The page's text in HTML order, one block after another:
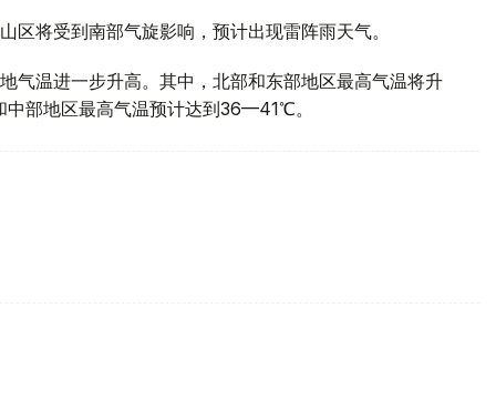
将受到南部气旋影响，预计出现雷阵雨天气。
气温进一步升高。其中，北部和东部地区最高气温将升
部地区最高气温预计达到36—41℃。